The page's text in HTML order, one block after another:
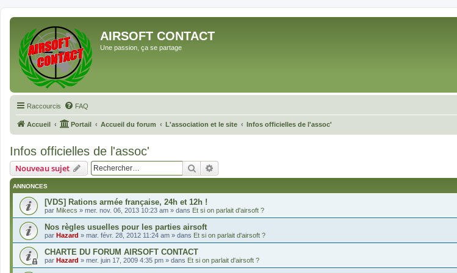
AIRSOFT CONTACT
Une passion, ça se partage
Raccourcis FAQ
Accueil Portail Accueil du forum L'association et le site Infos officielles de l'assoc'
Infos officielles de l'assoc'
Nouveau sujet Rechercher
ANNONCES
[VDS] Rations armée française, 24h et 12h !
par Mikecs » mer. nov. 06, 2013 10:23 am » dans Et si on parlait d'airsoft ?
Nos règles usuelles pour les parties airsoft
par Hazard » mar. févr. 28, 2012 11:24 am » dans Et si on parlait d'airsoft ?
CHARTE DU FORUM AIRSOFT CONTACT
par Hazard » mer. juin 17, 2009 4:35 pm » dans Et si on parlait d'airsoft ?